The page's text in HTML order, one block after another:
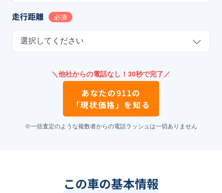
走行距離 必須
選択してください
＼他社からの電話なし！30秒で完了／
あなたの911の
「現状価格」を知る
※一括査定のような複数者からの電話ラッシュは一切ありません
この車の基本情報